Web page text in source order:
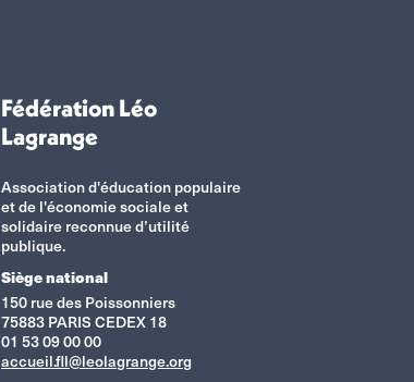
Fédération Léo
Lagrange
Association d'éducation populaire
et de l'économie sociale et
solidaire reconnue d’utilité
publique.
Siège national
150 rue des Poissonniers
75883 PARIS CEDEX 18
01 53 09 00 00
accueil.fll@leolagrange.org